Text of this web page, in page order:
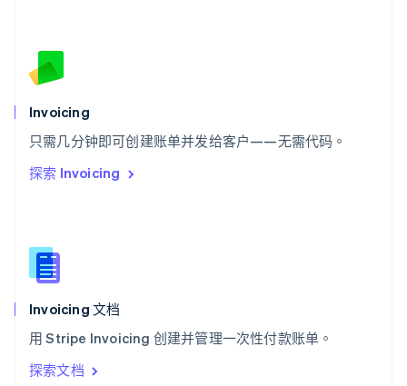
Invoicing
只需几分钟即可创建账单并发给客户——无需代码。
探索 Invoicing
Invoicing 文档
用 Stripe Invoicing 创建并管理一次性付款账单。
探索文档
English
ไทยEnglish
希腊
English
西班牙
新西兰
English
匈牙利
English
ItalianoEnglish
印度
English